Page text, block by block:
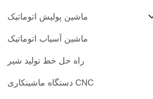
ماشین پولیش اتوماتیک
ماشین آسیاب اتوماتیک
راه حل خط تولید شیر
دستگاه ماشینکاری CNC